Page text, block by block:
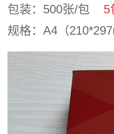
包装： 500张/包 5
规格：A4（